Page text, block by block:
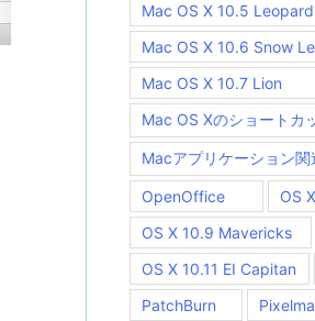
Mac OS X 10.5 Leopard
Mac OS X 10.6 Snow
Mac OS X 10.7 Lion
Mac OS Xのショートカ
Macアプリケーション関
OpenOffice
OS
OS X 10.9 Mavericks
OS X 10.11 EI Capitan
PatchBurn